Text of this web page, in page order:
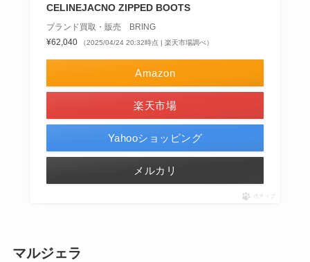
CELINEJACNO ZIPPED BOOTS
ブランド買取・販売 BRING
¥62,040
（2025/04/24 20:32時点 | 楽天市場調べ）
Amazon
楽天市場
Yahooショッピング
メルカリ
ポチップ
マルジェラ